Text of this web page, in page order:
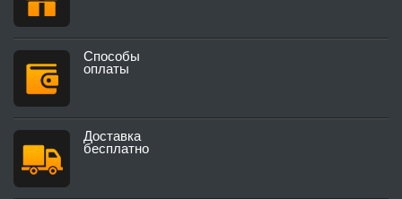
Способы
оплаты
Доставка
бесплатно